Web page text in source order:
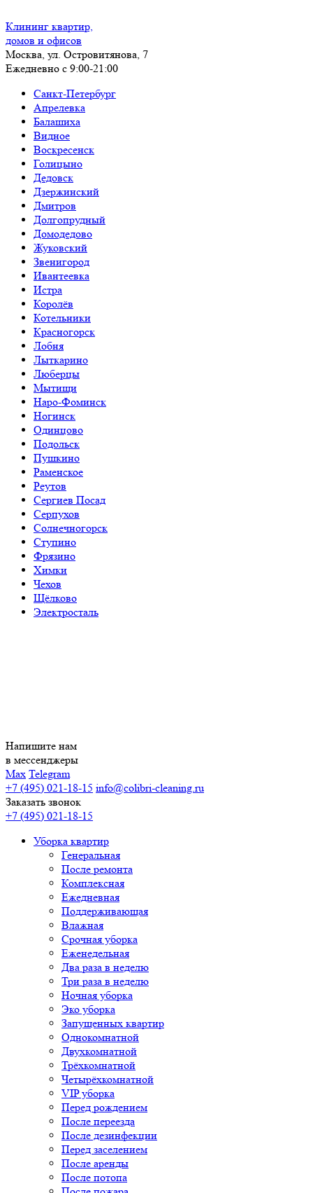
Клининг квартир,
домов и офисов
Москва, ул. Островитянова, 7
Ежедневно с 9:00-21:00
Санкт-Петербург
Апрелевка
Балашиха
Видное
Воскресенск
Голицыно
Дедовск
Дзержинский
Дмитров
Долгопрудный
Домодедово
Жуковский
Звенигород
Ивантеевка
Истра
Королёв
Котельники
Красногорск
Лобня
Лыткарино
Люберцы
Мытищи
Наро-Фоминск
Ногинск
Одинцово
Подольск
Пушкино
Раменское
Реутов
Сергиев Посад
Серпухов
Солнечногорск
Ступино
Фрязино
Химки
Чехов
Щёлково
Электросталь
Напишите нам
в мессенджеры
Max Telegram
+7 (495) 021-18-15 info@colibri-cleaning.ru
Заказать звонок
+7 (495) 021-18-15
Уборка квартир
Генеральная
После ремонта
Комплексная
Ежедневная
Поддерживающая
Влажная
Срочная уборка
Еженедельная
Два раза в неделю
Три раза в неделю
Ночная уборка
Эко уборка
Запущенных квартир
Однокомнатной
Двухкомнатной
Трёхкомнатной
Четырёхкомнатной
VIP уборка
Перед рождением
После переезда
После дезинфекции
Перед заселением
После аренды
После потопа